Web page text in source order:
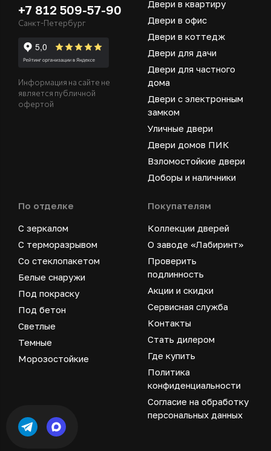
+7 812 509-57-90
Санкт-Петербург
Информация на сайте не
является публичной
офертой
Двери в квартиру
Двери в офис
Двери в коттедж
Двери для дачи
Двери для частного
дома
Двери с электронным
замком
Уличные двери
Двери домов ПИК
Взломостойкие двери
Доборы и наличники
По отделке
С зеркалом
С терморазрывом
Со стеклопакетом
Белые снаружи
Под покраску
Под бетон
Светлые
Темные
Морозостойкие
Покупателям
Коллекции дверей
О заводе «Лабиринт»
Проверить
подлинность
Акции и скидки
Сервисная служба
Контакты
Стать дилером
Где купить
Политика
конфиденциальности
Согласие на обработку
персональных данных